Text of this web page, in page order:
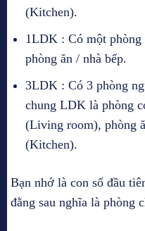
(Kitchen).
1LDK : Có một phòng
phòng ăn / nhà bếp.
3LDK : Có 3 phòng
chung LDK là phòng
(Living room), phòng
(Kitchen).
Bạn nhớ là con số đầu
đằng sau nghĩa là phòng